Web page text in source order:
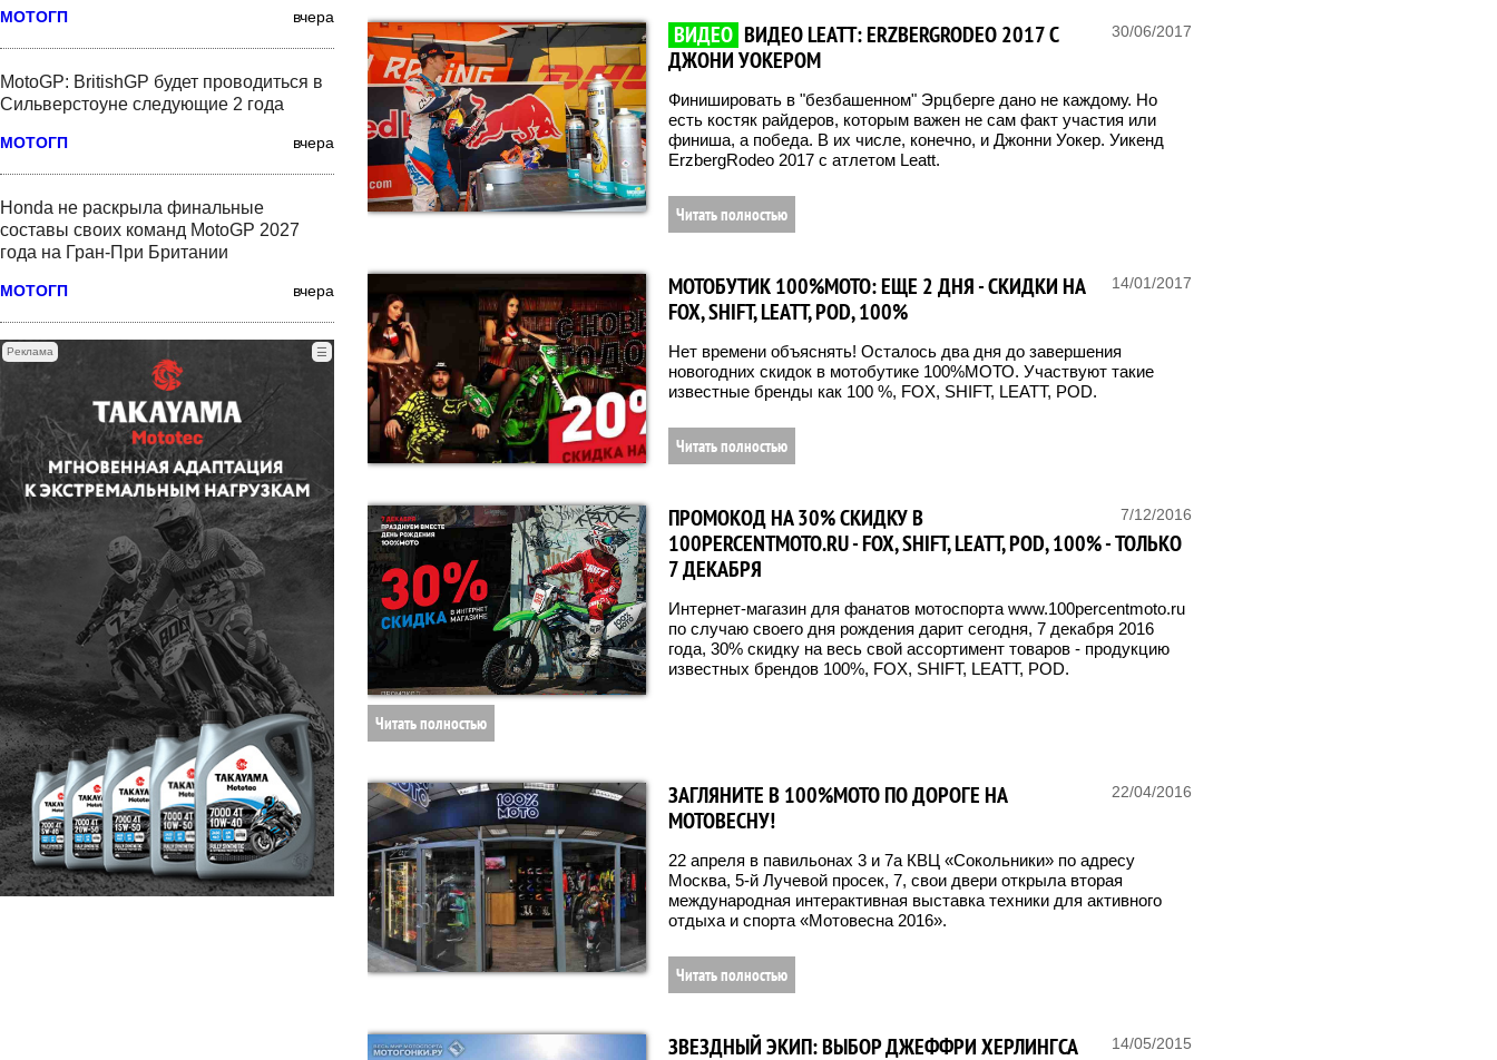
МОТОГП вчера
MotoGP: BritishGP будет проводиться в
Сильверстоуне следующие 2 года
МОТОГП вчера
Honda не раскрыла финальные
составы своих команд MotoGP 2027
года на Гран-При Британии
МОТОГП вчера
Реклама ☰
ВИДЕО 30/06/2017
ВИДЕО LEATT: ERZBERGRODEO 2017 С
ДЖОНИ УОКЕРОМ
Финишировать в "безбашенном" Эрцберге дано не каждому. Но
есть костяк райдеров, которым важен не сам факт участия или
финиша, а победа. В их числе, конечно, и Джонни Уокер. Уикенд
ErzbergRodeo 2017 с атлетом Leatt.
Читать полностью
14/01/2017
МОТОБУТИК 100%МОТО: ЕЩЕ 2 ДНЯ - СКИДКИ НА
FOX, SHIFT, LEATT, POD, 100%
Нет времени объяснять! Осталось два дня до завершения
новогодних скидок в мотобутике 100%МОТО. Участвуют такие
известные бренды как 100 %, FOX, SHIFT, LEATT, POD.
Читать полностью
7/12/2016
ПРОМОКОД НА 30% СКИДКУ В
100PERCENTMOTO.RU - FOX, SHIFT, LEATT, POD, 100% - ТОЛЬКО
7 ДЕКАБРЯ
Интернет-магазин для фанатов мотоспорта www.100percentmoto.ru
по случаю своего дня рождения дарит сегодня, 7 декабря 2016
года, 30% скидку на весь свой ассортимент товаров - продукцию
известных брендов 100%, FOX, SHIFT, LEATT, POD.
Читать полностью
22/04/2016
ЗАГЛЯНИТЕ В 100%МОТО ПО ДОРОГЕ НА
МОТОВЕСНУ!
22 апреля в павильонах 3 и 7а КВЦ «Сокольники» по адресу
Москва, 5-й Лучевой просек, 7, свои двери открыла вторая
международная интерактивная выставка техники для активного
отдыха и спорта «Мотовесна 2016».
Читать полностью
14/05/2015
ЗВЕЗДНЫЙ ЭКИП: ВЫБОР ДЖЕФФРИ ХЕРЛИНГСА